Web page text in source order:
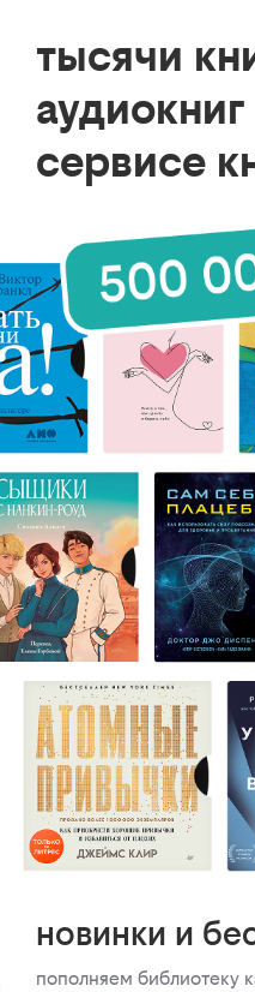
тысячи
аудиокниг
сервисе
новинки и
пополняем библиотеку